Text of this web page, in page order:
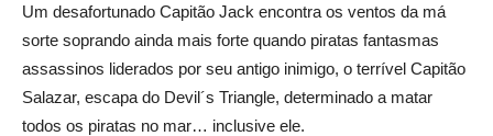
Um desafortunado Capitão Jack encontra os ventos da má
sorte soprando ainda mais forte quando piratas fantasmas
assassinos liderados por seu antigo inimigo, o terrível Capitão
Salazar, escapa do Devil´s Triangle, determinado a matar
todos os piratas no mar… inclusive ele.